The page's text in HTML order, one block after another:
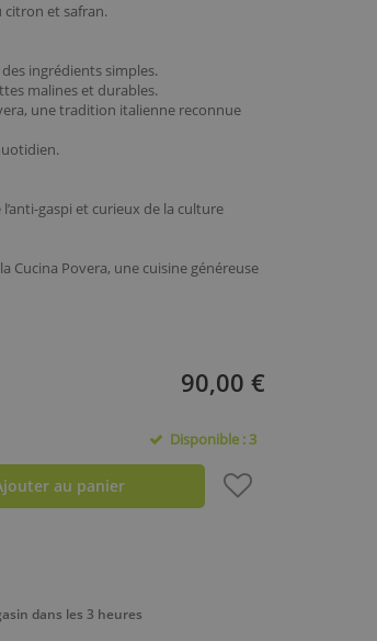
citron et safran.
ingrédients simples.
malines et durables.
une tradition italienne reconnue
gaspi et curieux de la culture
Cucina Povera, une cuisine généreuse
90,00 €
Disponible : 3
au panier
dans les 3 heures